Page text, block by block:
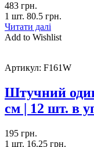
483 грн.
1 шт. 80.5 грн.
Читати далі
Add to Wishlist
Артикул: F161W
Штучний
см | 12 шт. в
195 грн.
1 шт. 16.25 грн.